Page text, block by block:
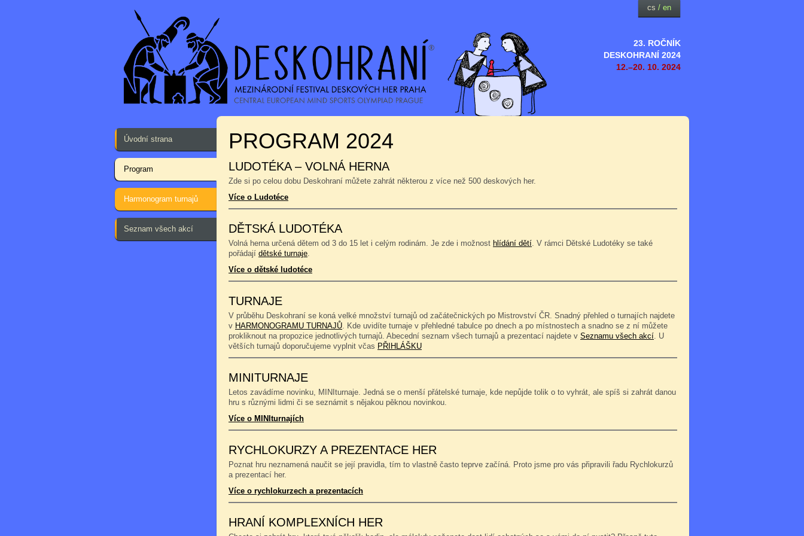
23. ROČNÍK
DESKOHRANÍ 2024
12.–20. 10. 2024
cs / en
Úvodní strana
Program
Harmonogram turnajů
Seznam všech akcí
PROGRAM 2024
LUDOTÉKA – VOLNÁ HERNA
Zde si po celou dobu Deskohraní můžete zahrát některou z více než 500 deskových her.
Více o Ludotéce
DĚTSKÁ LUDOTÉKA
Volná herna určená dětem od 3 do 15 let i celým rodinám. Je zde i možnost hlídání dětí. V rámci Dětské Ludotéky se také
pořádají dětské turnaje.
Více o dětské ludotéce
TURNAJE
V průběhu Deskohraní se koná velké množství turnajů od začátečnických po Mistrovství ČR. Snadný přehled o turnajích najdete
v HARMONOGRAMU TURNAJŮ. Kde uvidíte turnaje v přehledné tabulce po dnech a po místnostech a snadno se z ní můžete
prokliknout na propozice jednotlivých turnajů. Abecední seznam všech turnajů a prezentací najdete v Seznamu všech akcí. U
větších turnajů doporučujeme vyplnit včas PŘIHLÁŠKU
MINITURNAJE
Letos zavádíme novinku, MINIturnaje. Jedná se o menší přátelské turnaje, kde nepůjde tolik o to vyhrát, ale spíš si zahrát danou
hru s různými lidmi či se seznámit s nějakou pěknou novinkou.
Více o MINIturnajích
RYCHLOKURZY A PREZENTACE HER
Poznat hru neznamená naučit se její pravidla, tím to vlastně často teprve začíná. Proto jsme pro vás připravili řadu Rychlokurzů
a prezentací her.
Více o rychlokurzech a prezentacích
HRANÍ KOMPLEXNÍCH HER